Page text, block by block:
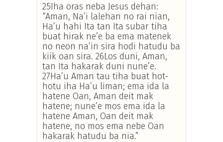
25Iha oras neba Jesus dehan:
“Aman, Na’i lalehan no rai nian,
Ha’u hahi Ita tan Ita subar tiha
buat hirak ne’e ba ema matenek
no neon na’in sira hodi hatudu ba
kiik oan sira. 26Los duni, Aman,
tan Ita hakarak duni nune’e.
27Ha’u Aman tau tiha buat hot-
hotu iha Ha’u liman; ema ida la
hatene Oan, Aman deit mak
hatene; nune’e mos ema ida la
hatene Aman, Oan deit mak
hatene, no mos ema nebe Oan
hakarak hatudu ba nia.”